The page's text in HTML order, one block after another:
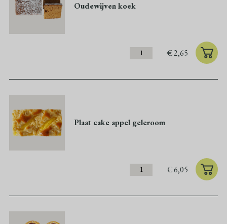
Oudewijven koek
€2,65
Plaat cake appel geleroom
€6,05